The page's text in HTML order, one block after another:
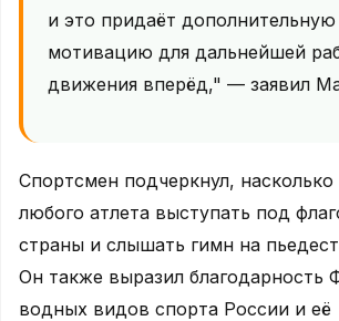
и это придаёт дополнительную
мотивацию для дальнейшей
движения вперёд," — заявил
Спортсмен подчеркнул,
любого атлета выступать под
страны и слышать гимн на
Он также выразил благодарность
водных видов спорта России и её